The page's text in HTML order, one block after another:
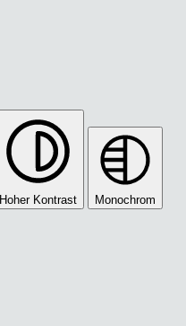
Hoher Kontrast Monochrom